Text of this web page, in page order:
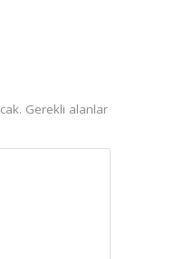
Gerekli alanlar